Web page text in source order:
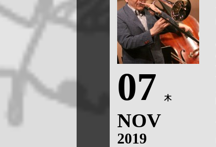
07 木
NOV
2019